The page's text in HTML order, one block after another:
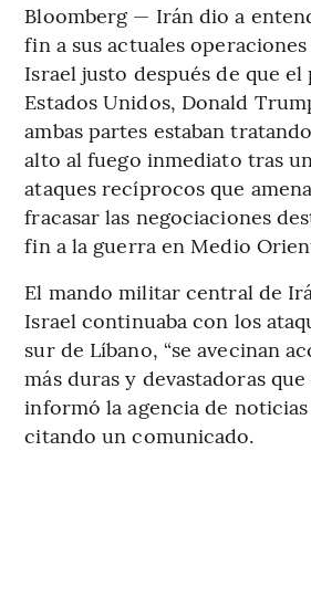
Bloomberg — Irán dio a
fin a sus actuales
Israel justo después de que
Estados Unidos, Donald
ambas partes estaban
alto al fuego inmediato tras
ataques recíprocos que
fracasar las negociaciones
fin a la guerra en Medio
El mando militar central de
Israel continuaba con los
sur de Líbano, “se avecinan
más duras y devastadoras que
informó la agencia de
citando un comunicado.